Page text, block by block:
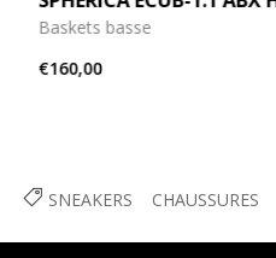
SNEAKERS CHAUSSURES
Baskets basse
€160,00